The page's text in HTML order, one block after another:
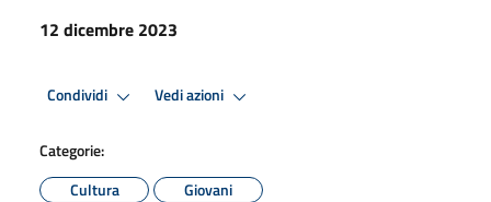
12 dicembre 2023
Condividi Vedi azioni
Categorie:
Cultura
Giovani